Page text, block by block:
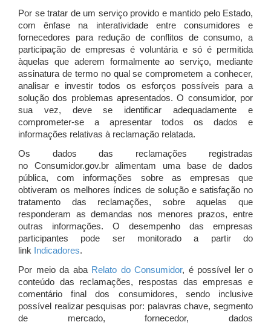
Por se tratar de um serviço provido e mantido pelo Estado,
com ênfase na interatividade entre consumidores e
fornecedores para redução de conflitos de consumo, a
participação de empresas é voluntária e só é permitida
àquelas que aderem formalmente ao serviço, mediante
assinatura de termo no qual se comprometem a conhecer,
analisar e investir todos os esforços possíveis para a
solução dos problemas apresentados. O consumidor, por
sua vez, deve se identificar adequadamente e
comprometer-se a apresentar todos os dados e
informações relativas à reclamação relatada.
Os dados das reclamações registradas
no Consumidor.gov.br alimentam uma base de dados
pública, com informações sobre as empresas que
obtiveram os melhores índices de solução e satisfação no
tratamento das reclamações, sobre aquelas que
responderam as demandas nos menores prazos, entre
outras informações. O desempenho das empresas
participantes pode ser monitorado a partir do
link Indicadores.
Por meio da aba Relato do Consumidor, é possível ler o
conteúdo das reclamações, respostas das empresas e
comentário final dos consumidores, sendo inclusive
possível realizar pesquisas por: palavras chave, segmento
de mercado, fornecedor, dados